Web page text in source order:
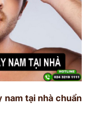
nam tại nhà chuẩn